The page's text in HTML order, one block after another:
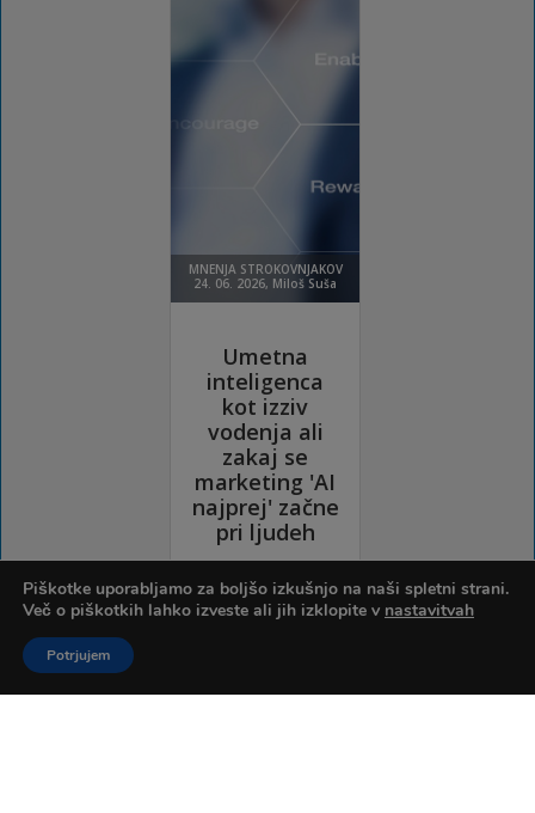
Piškotke uporabljamo za boljšo izkušnjo na naši spletni strani.
Več o piškotkih lahko izveste ali jih izklopite v nastavitvah
Potrjujem